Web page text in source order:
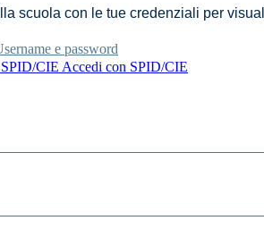
scuola con le tue credenziali per
e password
CIE Accedi con SPID/CIE